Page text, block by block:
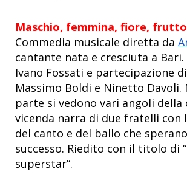
Maschio, femmina, fiore, frutto
Commedia musicale diretta da
cantante nata e cresciuta a Bari.
Ivano Fossati e partecipazione
Massimo Boldi e Ninetto Davoli.
parte si vedono vari angoli della
vicenda narra di due fratelli con
del canto e del ballo che
successo. Riedito con il titolo di
superstar”.